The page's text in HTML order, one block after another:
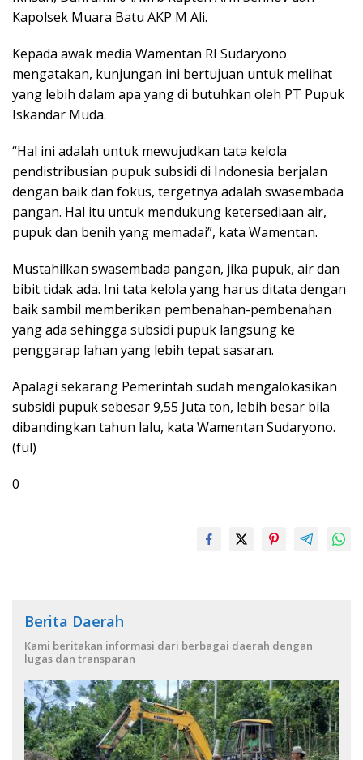
Kapolsek Muara Batu AKP M Ali.
Kepada awak media Wamentan RI Sudaryono
mengatakan, kunjungan ini bertujuan untuk melihat
yang lebih dalam apa yang di butuhkan oleh PT Pupuk
Iskandar Muda.
“Hal ini adalah untuk mewujudkan tata kelola
pendistribusian pupuk subsidi di Indonesia berjalan
dengan baik dan fokus, tergetnya adalah swasembada
pangan. Hal itu untuk mendukung ketersediaan air,
pupuk dan benih yang memadai”, kata Wamentan.
Mustahilkan swasembada pangan, jika pupuk, air dan
bibit tidak ada. Ini tata kelola yang harus ditata dengan
baik sambil memberikan pembenahan-pembenahan
yang ada sehingga subsidi pupuk langsung ke
penggarap lahan yang lebih tepat sasaran.
Apalagi sekarang Pemerintah sudah mengalokasikan
subsidi pupuk sebesar 9,55 Juta ton, lebih besar bila
dibandingkan tahun lalu, kata Wamentan Sudaryono.
(ful)
0
Berita Daerah
Kami beritakan informasi dari berbagai daerah dengan
lugas dan transparan